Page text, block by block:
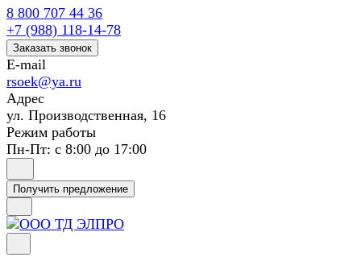
8 800 707 44 36
+7 (988) 118-14-78
Заказать звонок
E-mail
rsoek@ya.ru
Адрес
ул. Производственная, 16
Режим работы
Пн-Пт: с 8:00 до 17:00
Получить предложение